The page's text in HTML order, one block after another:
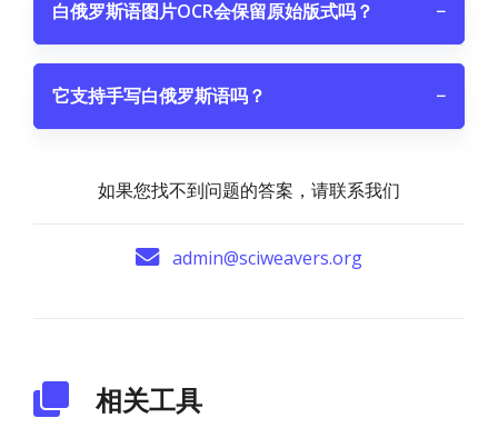
白俄罗斯语图片OCR会保留原始版式吗？ −
它支持手写白俄罗斯语吗？ −
如果您找不到问题的答案，请联系我们
admin@sciweavers.org
相关工具